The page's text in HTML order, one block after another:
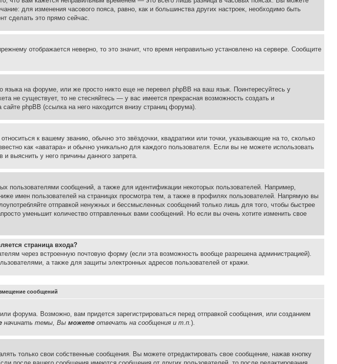
для изменения часового пояса, равно, как и большинства других настроек, необходимо быть
сделать это прямо сейчас.
отображается неверно, то это значит, что время неправильно установлено на сервере. Сообщите
языка на форуме, или же просто никто еще не перевел phpBB на ваш язык. Поинтересуйтесь у
не существует, то не стесняйтесь — у вас имеется прекрасная возможность создать и
phpBB (ссылка на него находится внизу страниц форума).
к вашему званию, обычно это звёздочки, квадратики или точки, указывающие на то, сколько
как «аватара» и обычно уникально для каждого пользователя. Если вы не можете использовать
выяснить у него причины данного запрета.
пользователями сообщений, а также для идентификации некоторых пользователей. Например,
имен пользователей на страницах просмотра тем, а также в профилях пользователей. Напрямую вы
отправкой ненужных и бессмысленных сообщений только лишь для того, чтобы быстрее
уменьшит количество отправленных вами сообщений. Но если вы очень хотите изменить свое
страница входа?
через встроенную почтовую форму (если эта возможность вообще разрешена администрацией).
а также для защиты электронных адресов пользователей от кражи.
сообщений
форума. Возможно, вам придется зарегистрироваться перед отправкой сообщения, или созданием
начинать темы, Вы можете отвечать на сообщения и т.п.).
только свои собственные сообщения. Вы можете отредактировать свое сообщение, нажав кнопку